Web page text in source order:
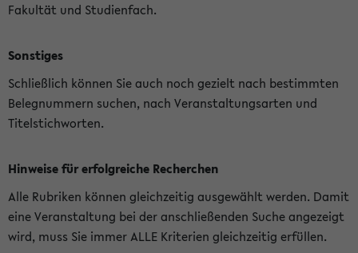
Fakultät und Studienfach.
Sonstiges
Schließlich können Sie auch noch gezielt nach bestimmten
Belegnummern suchen, nach Veranstaltungsarten und
Titelstichworten.
Hinweise für erfolgreiche Recherchen
Alle Rubriken können gleichzeitig ausgewählt werden. Damit
eine Veranstaltung bei der anschließenden Suche angezeigt
wird, muss Sie immer ALLE Kriterien gleichzeitig erfüllen.